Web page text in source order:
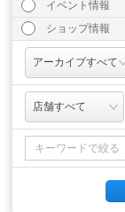
イベント情報
ショップ情報